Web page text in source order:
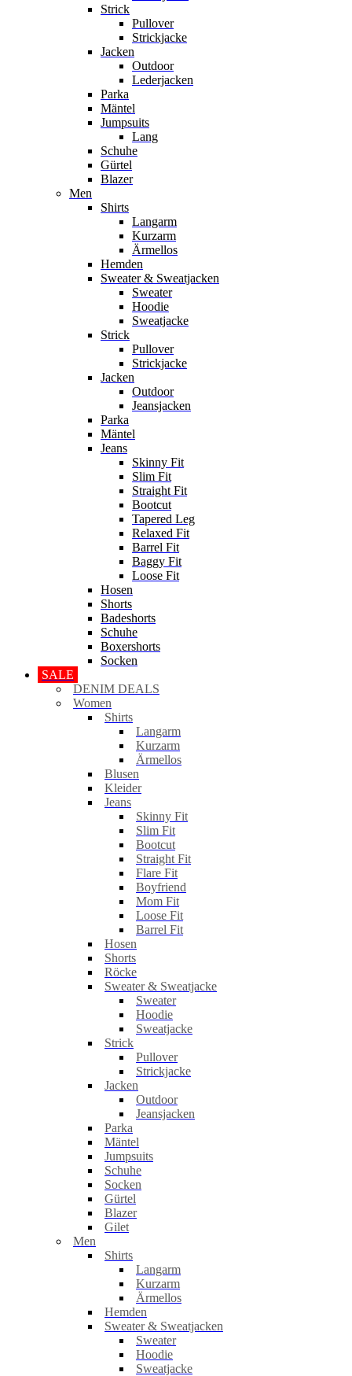
Strick
Pullover
Strickjacke
Jacken
Outdoor
Lederjacken
Parka
Mäntel
Jumpsuits
Lang
Schuhe
Gürtel
Blazer
Men
Shirts
Langarm
Kurzarm
Ärmellos
Hemden
Sweater & Sweatjacken
Sweater
Hoodie
Sweatjacke
Strick
Pullover
Strickjacke
Jacken
Outdoor
Jeansjacken
Parka
Mäntel
Jeans
Skinny Fit
Slim Fit
Straight Fit
Bootcut
Tapered Leg
Relaxed Fit
Barrel Fit
Baggy Fit
Loose Fit
Hosen
Shorts
Badeshorts
Schuhe
Boxershorts
Socken
SALE
DENIM DEALS
Women
Shirts
Langarm
Kurzarm
Ärmellos
Blusen
Kleider
Jeans
Skinny Fit
Slim Fit
Bootcut
Straight Fit
Flare Fit
Boyfriend
Mom Fit
Loose Fit
Barrel Fit
Hosen
Shorts
Röcke
Sweater & Sweatjacke
Sweater
Hoodie
Sweatjacke
Strick
Pullover
Strickjacke
Jacken
Outdoor
Jeansjacken
Parka
Mäntel
Jumpsuits
Schuhe
Socken
Gürtel
Blazer
Gilet
Men
Shirts
Langarm
Kurzarm
Ärmellos
Hemden
Sweater & Sweatjacken
Sweater
Hoodie
Sweatjacke